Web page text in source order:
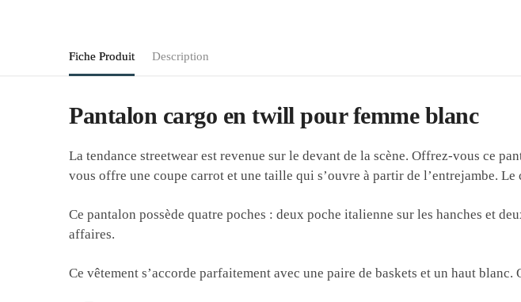
Fiche Produit Description
Pantalon cargo en twill pour femme blanc
La tendance streetwear est revenue sur le devant de la scène. Offrez-vous ce
vous offre une coupe carrot et une taille qui s’ouvre à partir de l’entrejambe.
Ce pantalon possède quatre poches : deux poche italienne sur les hanches et
affaires.
Ce vêtement s’accorde parfaitement avec une paire de baskets et un haut